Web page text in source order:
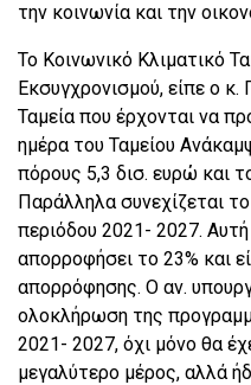
την κοινωνία και την
Το Κοινωνικό Κλιματικό
Εκσυγχρονισμού, είπε ο
Ταμεία που έρχονται να
ημέρα του Ταμείου
πόρους 5,3 δισ. ευρώ και
Παράλληλα συνεχίζεται
περιόδου 2021- 2027.
απορροφήσει το 23% και
απορρόφησης. Ο αν.
ολοκλήρωση της
2021- 2027, όχι μόνο θα
μεγαλύτερο μέρος, αλλά